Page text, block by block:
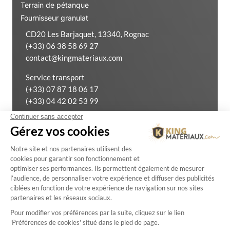
Terrain de pétanque
Fournisseur granulat
CD20 Les Barjaquet, 13340, Rognac
(+33) 06 38 58 69 27
contact@kingmateriaux.com
Service transport
(+33) 07 87 18 06 17
(+33) 04 42 02 53 99
Exercer mon droit de rétractation
© 2026 — King Matériaux. Tous droits réservés
Mentions Légales
Politique de confidentialité
Plan du site
Créé
par